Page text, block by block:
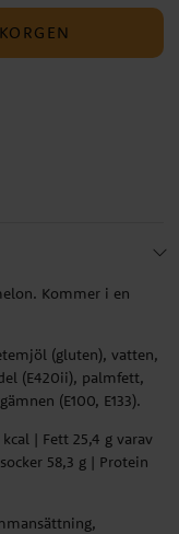
Kommer i en
(gluten), vatten,
(E420ii), palmfett,
(E100, E133).
| Fett 25,4 g varav
58,3 g | Protein